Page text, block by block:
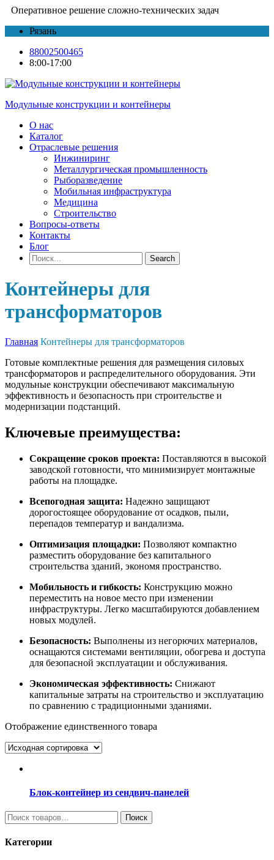
Оперативное решение сложно-технических задач
Рязань
88002500465
8:00-17:00
Модульные конструкции и контейнеры
О нас
Каталог
Отраслевые решения
Инжиниринг
Металлургическая промышленность
Рыборазведение
Мобильная инфраструктура
Медицина
Строительство
Вопросы-ответы
Контакты
Блог
Контейнеры для
трансформаторов
Главная Контейнеры для трансформаторов
Готовые комплектные решения для размещения силовых
трансформаторов и распределительного оборудования. Эти
модульные конструкции обеспечивают максимальную
эффективность и безопасность при строительстве и
модернизации подстанций.
Ключевые преимущества:
Сокращение сроков проекта: Поставляются в высокой
заводской готовности, что минимизирует монтажные
работы на площадке.
Всепогодная защита: Надежно защищают
дорогостоящее оборудование от осадков, пыли,
перепадов температур и вандализма.
Оптимизация площадки: Позволяют компактно
разместить оборудование без капитального
строительства зданий, экономя пространство.
Мобильность и гибкость: Конструкцию можно
переместить на новое место при изменении
инфраструктуры. Легко масштабируются добавлением
новых модулей.
Безопасность: Выполнены из негорючих материалов,
оснащаются системами вентиляции, обогрева и доступа
для безопасной эксплуатации и обслуживания.
Экономическая эффективность: Снижают
капитальные затраты на строительство и эксплуатацию
по сравнению с традиционными зданиями.
Отображение единственного товара
Блок-контейнер из сендвич-панелей
Искать: Поиск
Категории